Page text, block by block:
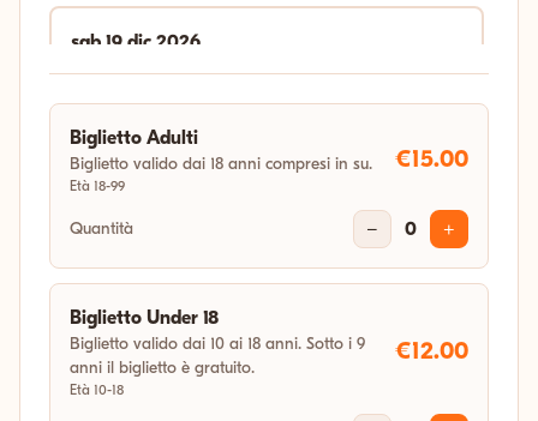
sab 19 dic 2026
18:00
gio 31 dic 2026
04:11
Biglietto Adulti
Biglietto valido dai 18 anni compresi in su.
Età 18-99
€15.00
Quantità − 0 +
Biglietto Under 18
Biglietto valido dai 10 ai 18 anni. Sotto i 9
anni il biglietto è gratuito.
Età 10-18
€12.00